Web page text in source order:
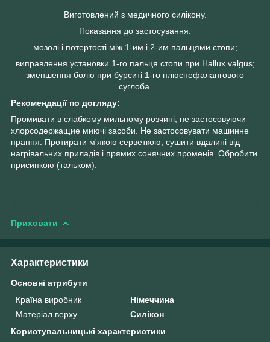
Виготовлений з медичного силікону.
Показання до застосування:
мозолі і потертості між 1-им і 2-им пальцями стопи;
виправлення установки 1-го пальця стопи при Hallux valgus;
зменшення болю при бурситі 1-го плюснефалангового
суглоба.
Рекомендації по догляду:
Промивати в слабкому мильному розчині, не застосовуючи
хлорсодержащие миючі засоби. Не застосовувати машинне
прання. Протирати м'якою серветкою, сушити вдалині від
нагрівальних приладів і прямих сонячних променів. Обробити
присипкою (тальком).
Приховати
Характеристики
Основні атрибути
Країна виробник
Німеччина
Матеріал верху
Силікон
Користувальницькі характеристики